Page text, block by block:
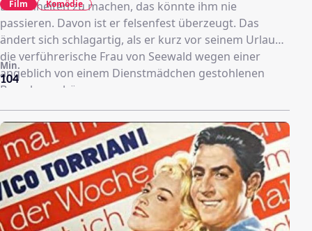
Dummheiten zu machen, das könnte ihm nie
passieren. Davon ist er felsenfest überzeugt. Das
ändert sich schlagartig, als er kurz vor seinem Urlaub
die verführerische Frau von Seewald wegen einer
angeblich von einem Dienstmädchen gestohlenen
Brosche verhören muss.
104
Min.
Film Komödie